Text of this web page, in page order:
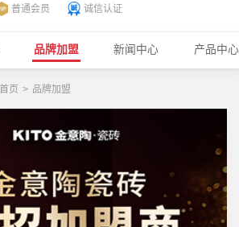
普通会员 诚信认证
品牌加盟 新闻中心 产品中心
页 > 品牌加盟